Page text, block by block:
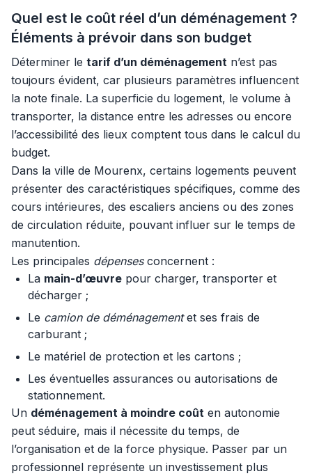
Quel est le coût réel d’un déménagement ?
Éléments à prévoir dans son budget
Déterminer le tarif d’un déménagement n’est pas
toujours évident, car plusieurs paramètres influencent
la note finale. La superficie du logement, le volume à
transporter, la distance entre les adresses ou encore
l’accessibilité des lieux comptent tous dans le calcul du
budget.
Dans la ville de Mourenx, certains logements peuvent
présenter des caractéristiques spécifiques, comme des
cours intérieures, des escaliers anciens ou des zones
de circulation réduite, pouvant influer sur le temps de
manutention.
Les principales dépensesconcernent :
La main-d’œuvre pour charger, transporter et
décharger ;
Le camion de déménagementet ses frais de
carburant ;
Le matériel de protection et les cartons ;
Les éventuelles assurances ou autorisations de
stationnement.
Un déménagement à moindre coût en autonomie
peut séduire, mais il nécessite du temps, de
l’organisation et de la force physique. Passer par un
professionnel représente un investissement plus